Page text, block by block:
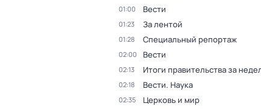
01:00 Вести
01:23 За лентой
01:28 Специальный репортаж
02:00 Вести
02:13 Итоги правительства за
02:18 Вести. Наука
02:35 Церковь и мир